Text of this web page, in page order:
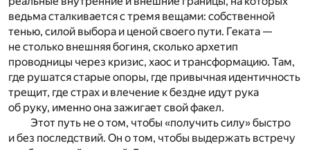
ведьма сталкивается с тремя вещами: собственной
тенью, силой выбора и ценой своего пути. Геката —
не столько внешняя богиня, сколько архетип
проводницы через кризис, хаос и трансформацию. Там,
где рушатся старые опоры, где привычная идентичность
трещит, где страх и влечение к бездне идут рука
об руку, именно она зажигает свой факел.
Этот путь не о том, чтобы «получить силу» быстро
и без последствий. Он о том, чтобы выдержать встречу